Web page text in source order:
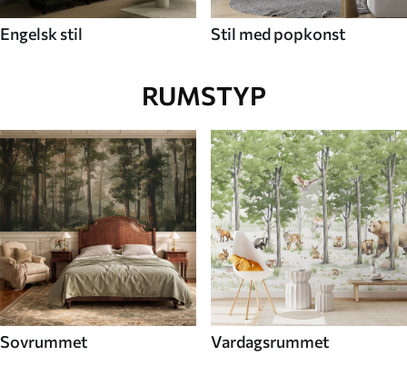
Engelsk stil Stil med popkonst
RUMSTYP
Sovrummet Vardagsrummet